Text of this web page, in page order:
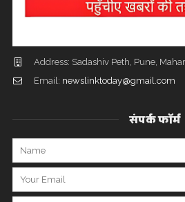
Address: Sadashiv Peth, Pune,
Email: newslinktoday@gmail.com
संपर्क फॉर्म